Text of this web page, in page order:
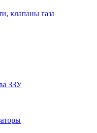
клапаны газа
ЗЗУ